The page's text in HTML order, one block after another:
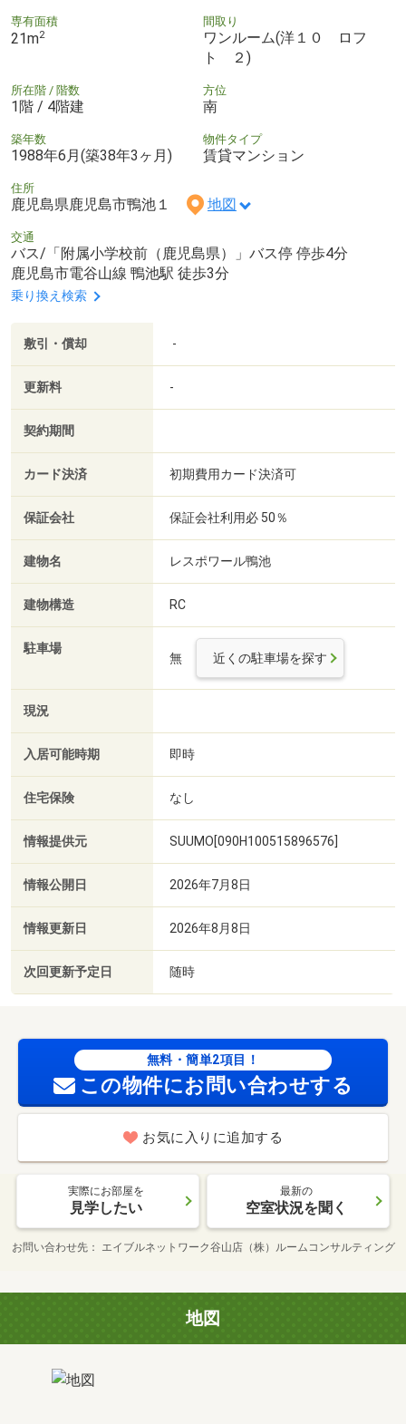
専有面積
21m2
間取り
ワンルーム(洋１０ ロフ
ト ２)
所在階 / 階数
1階 / 4階建
方位
南
築年数
1988年6月(築38年3ヶ月)
物件タイプ
賃貸マンション
住所
鹿児島県鹿児島市鴨池１ 地図
交通
バス/「附属小学校前（鹿児島県）」バス停 停歩4分
鹿児島市電谷山線 鴨池駅 徒歩3分
乗り換え検索
敷引・償却 -
更新料 -
契約期間
カード決済 初期費用カード決済可
保証会社 保証会社利用必 50％
建物名 レスポワール鴨池
建物構造 RC
駐車場
無 近くの駐車場を探す
現況
入居可能時期 即時
住宅保険 なし
情報提供元 SUUMO[090H100515896576]
情報公開日 2026年7月8日
情報更新日 2026年8月8日
次回更新予定日 随時
無料・簡単2項目！
この物件にお問い合わせする
お気に入りに追加する
実際にお部屋を
見学したい
最新の
空室状況を聞く
お問い合わせ先 エイブルネットワーク谷山店（株）ルームコンサルティング
地図